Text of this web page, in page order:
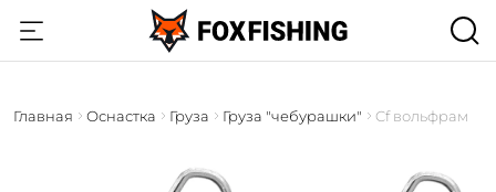
Главная Оснастка Груза Груза "чебурашки" Cf вольфрам